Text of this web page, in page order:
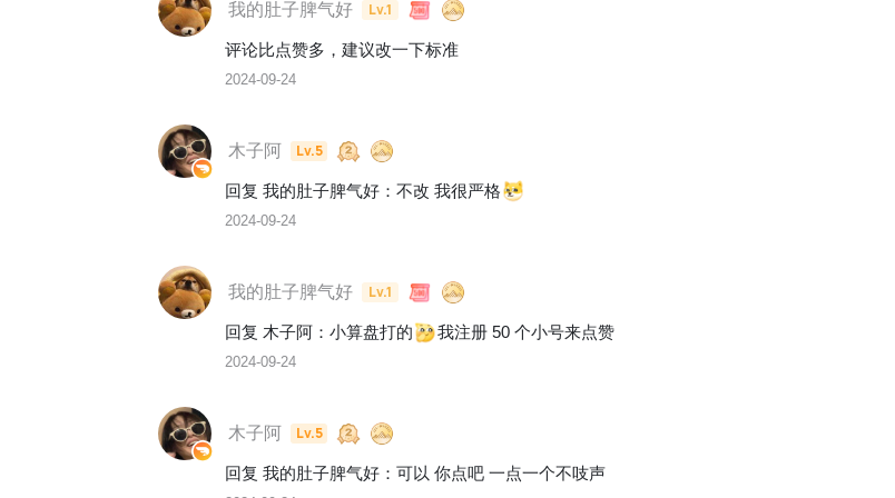
我的肚子脾气好 Lv.1
评论比点赞多，建议改一下标准
2024-09-24
木子阿 Lv.5
回复 我的肚子脾气好 ： 不改 我很严格
2024-09-24
我的肚子脾气好 Lv.1
回复 木子阿 ： 小算盘打的 我注册 50 个小号来点赞
2024-09-24
木子阿 Lv.5
回复 我的肚子脾气好 ： 可以 你点吧 一点一个不吱声